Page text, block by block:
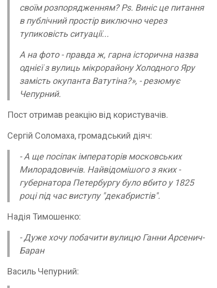
своїм розпорядженням? Ps. Виніс це питання
в публічний простір виключно через
тупиковість ситуації...
А на фото - правда ж, гарна історична назва
однієї з вулиць мікрорайону Холодного Яру
замість окупанта Ватутіна?», - резюмує
Чепурний.
Пост отримав реакцію від користувачів.
Сергій Соломаха, громадський діяч:
- А ще посіпак імператорів московських
Милорадовичів. Найвідомішого з яких -
губернатора Петербургу було вбито у 1825
році під час виступу "декабристів".
Надія Тимошенко:
- Дуже хочу побачити вулицю Ганни Арсенич-
Баран
Василь Чепурний: